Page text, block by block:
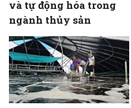
và tự động hóa trong
ngành thủy sản